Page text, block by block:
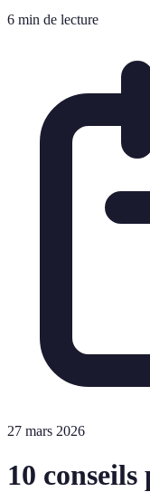
6 min de lecture
27 mars 2026
10 conseils